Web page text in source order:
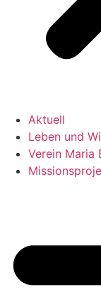
Aktuell
Leben und
Verein Maria